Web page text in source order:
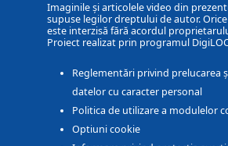
Imaginile și articolele video din
supuse legilor dreptului de autor.
este interzisă fără acordul
Proiect realizat prin programul
Reglementări privind prelucarea
datelor cu caracter personal
Politica de utilizare a modulelor
Optiuni cookie